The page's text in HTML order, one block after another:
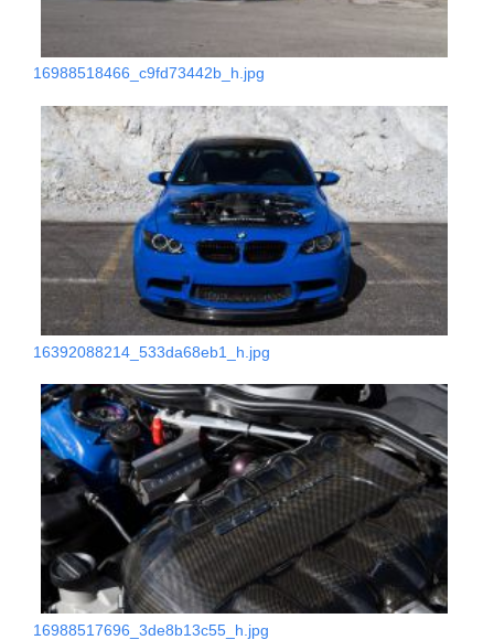
16988518466_c9fd73442b_h.jpg
16392088214_533da68eb1_h.jpg
16988517696_3de8b13c55_h.jpg